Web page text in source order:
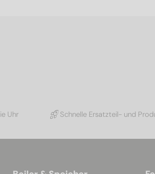
Uhr Schnelle Ersatzteil- und